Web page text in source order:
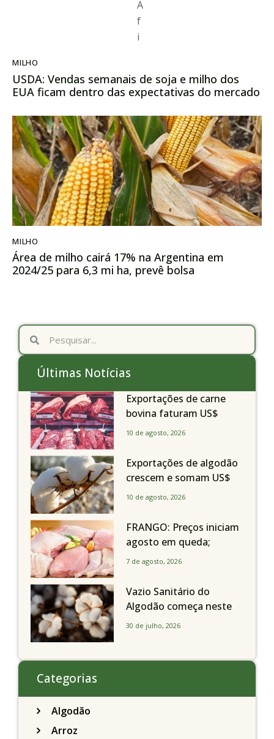
MILHO
USDA: Vendas semanais de soja e milho dos
EUA ficam dentro das expectativas do mercado
MILHO
Área de milho cairá 17% na Argentina em
2024/25 para 6,3 mi ha, prevê bolsa
Últimas Notícias
Exportações de carne
bovina faturam US$
11,43 bilhões
10 de agosto, 2026
Exportações de algodão
crescem e somam US$
262 milhões
10 de agosto, 2026
FRANGO: Preços iniciam
agosto em queda;
exportações avançam
7 de agosto, 2026
Vazio Sanitário do
Algodão começa neste
sábado, dia 1º de agosto,
30 de julho, 2026
Categorias
Algodão
Arroz